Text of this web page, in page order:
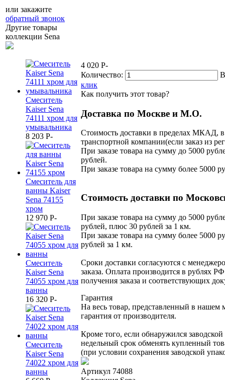
или закажите
обратный звонок
Другие товары
коллекции Sena
Смеситель
Kaiser Sena
74111 хром для
умывальника
8 203 P-
Смеситель для
ванны Kaiser
Sena 74155
хром
12 970 P-
Смеситель
Kaiser Sena
74055 хром для
ванны
16 320 P-
Смеситель
Kaiser Sena
74022 хром для
ванны
4 020 P-
Количество:
клик
Как получить этот товар?
Доставка по Москве и М.О.
Стоимость доставки в пределах МКАД,
транспортной компании(если заказ из
При заказе товара на сумму до 5000
рублей.
При заказе товара на сумму более 5000
Стоимость доставки по
При заказе товара на сумму до 5000
рублей, плюс 30 рублей за 1 км.
При заказе товара на сумму более 5000
рублей за 1 км.
Сроки доставки согласуются с
заказа. Оплата производится в рублях
получения заказа и соответствующих
Гарантия
На весь товар, представленный в нашем
гарантия от производителя.
Кроме того, если обнаружился
недельный срок обменять купленный
(при условии сохранения заводской
Артикул 74088